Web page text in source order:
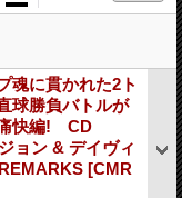
魂に貫かれた2ト
球勝負バトルが
痛快編! CD
ョン & デイヴィ
[CMR